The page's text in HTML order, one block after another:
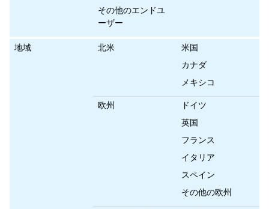
その他のエンドユ
ーザー
地域 北米
米国
カナダ
メキシコ
欧州
ドイツ
英国
フランス
イタリア
スペイン
その他の欧州